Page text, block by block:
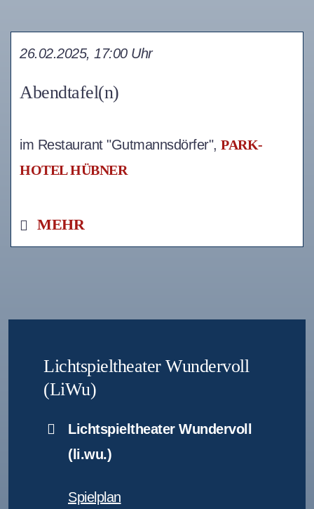
Abendtafel(n)
26.02.2025, 17:00 Uhr
im Restaurant "Gutmannsdörfer", PARK-
HOTEL HÜBNER
MEHR
Lichtspieltheater Wundervoll
(LiWu)
Lichtspieltheater Wundervoll
(li.wu.)
Spielplan